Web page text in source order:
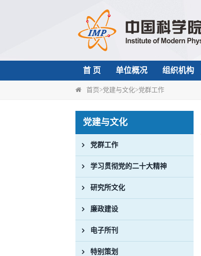
首 页 单位概况 组织机构
首页>党建与文化>党群工作
党建与文化
党群工作
学习贯彻党的二十大精神
研究所文化
廉政建设
电子所刊
特别策划